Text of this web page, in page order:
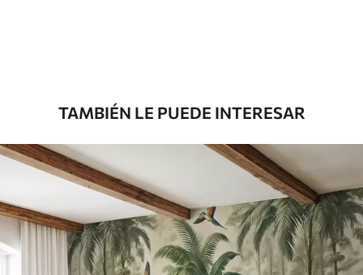
Vinilo Premium
49500.0029700.00$/m²
TAMBIÉN LE PUEDE INTERESAR